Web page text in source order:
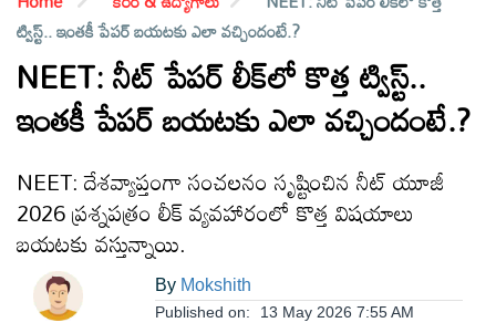
LIVE
వార్తలు
తెలంగాణ
ట్విస్ట్‌.. ఇంత‌కీ పేప‌ర్ బ‌య‌ట‌కు ఎలా వ‌చ్చిందంటే.?
NEET: నీట్ పేప‌ర్ లీక్‌లో కొత్త ట్విస్ట్‌..
ఇంత‌కీ పేప‌ర్ బ‌య‌ట‌కు ఎలా వ‌చ్చిందంటే.?
NEET: దేశవ్యాప్తంగా సంచలనం సృష్టించిన నీట్‌ యూజీ
2026 ప్రశ్నపత్రం లీక్‌ వ్యవహారంలో కొత్త విషయాలు
బయటకు వస్తున్నాయి.
By Mokshith
Published on: 13 May 2026 7:55 AM